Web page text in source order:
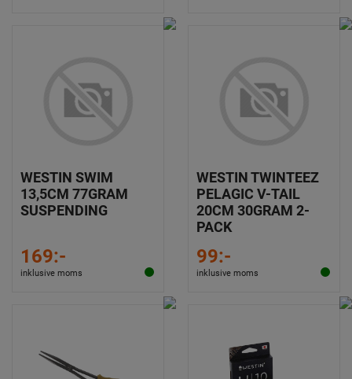
WESTIN SWIM
13,5CM 77GRAM
SUSPENDING
169:-
inklusive moms
WESTIN TWINTEEZ
PELAGIC V-TAIL
20CM 30GRAM 2-
PACK
99:-
inklusive moms